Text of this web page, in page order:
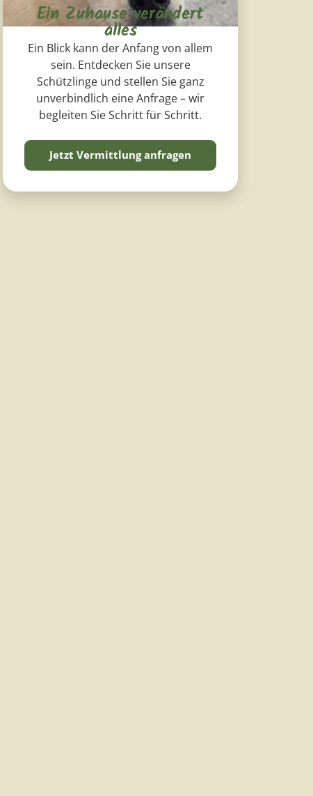
Ein Zuhause verändert
alles
Ein Blick kann der Anfang von allem
sein. Entdecken Sie unsere
Schützlinge und stellen Sie ganz
unverbindlich eine Anfrage – wir
begleiten Sie Schritt für Schritt.
Jetzt Vermittlung anfragen